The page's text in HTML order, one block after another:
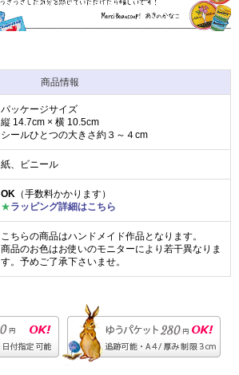
商品情報
パッケージサイズ
縦 14.7cm × 横 10.5cm
シールひとつの大きさ約３～４cm
紙、ビニール
OK （手数料かかります）
★ラッピング詳細はこちら
こちらの商品はハンドメイド作品となります。
商品のお色はお使いのモニターにより若干異なりま
す。予めご了承下さいませ。